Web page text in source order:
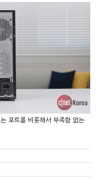
포트를 비롯해서 부족함 없는